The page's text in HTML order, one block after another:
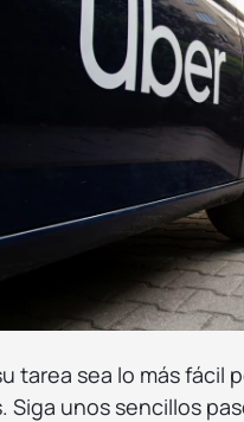
tarea sea lo más fácil
Siga unos sencillos